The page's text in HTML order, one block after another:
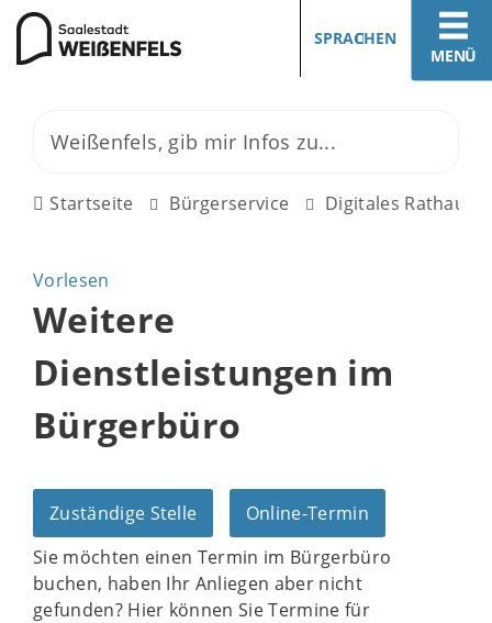
MENÜ
SPRACHEN
Startseite Bürgerservice Digitales Rathaus
Vorlesen
Weitere
Dienstleistungen im
Bürgerbüro
Zuständige Stelle
Online-Termin
Sie möchten einen Termin im Bürgerbüro
buchen, haben Ihr Anliegen aber nicht
gefunden? Hier können Sie Termine für